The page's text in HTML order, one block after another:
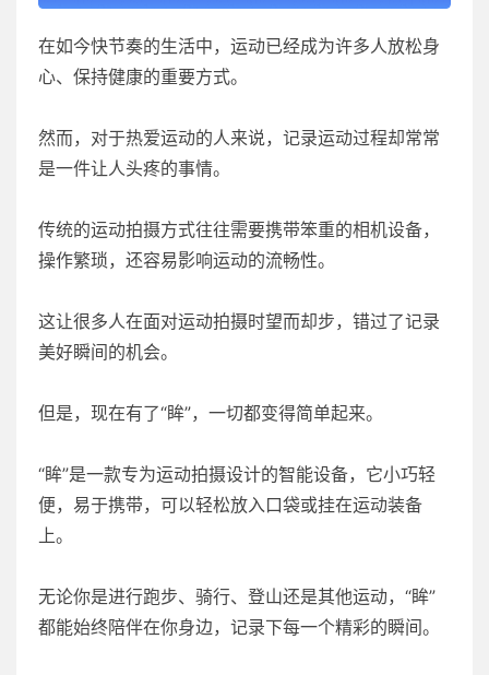
在如今快节奏的生活中，运动已经成为许多人放松身
心、保持健康的重要方式。
然而，对于热爱运动的人来说，记录运动过程却常常
是一件让人头疼的事情。
传统的运动拍摄方式往往需要携带笨重的相机设备，
操作繁琐，还容易影响运动的流畅性。
这让很多人在面对运动拍摄时望而却步，错过了记录
美好瞬间的机会。
但是，现在有了“眸”，一切都变得简单起来。
“眸”是一款专为运动拍摄设计的智能设备，它小巧轻
便，易于携带，可以轻松放入口袋或挂在运动装备
上。
无论你是进行跑步、骑行、登山还是其他运动，“眸”
都能始终陪伴在你身边，记录下每一个精彩的瞬间。